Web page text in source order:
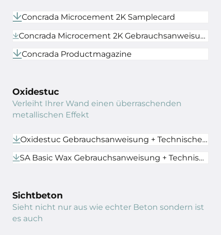
Concrada Microcement 2K Samplecard
Concrada Microcement 2K Gebrauchsanweisung + Technisches Datenblatt
Concrada Productmagazine
Oxidestuc
Verleiht Ihrer Wand einen überraschenden
metallischen Effekt
Oxidestuc Gebrauchsanweisung + Technisches Datenblatt
SA Basic Wax Gebrauchsanweisung + Technisches Datenblatt
Sichtbeton
Sieht nicht nur aus wie echter Beton sondern ist
es auch